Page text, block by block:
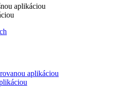
aplikáciou
aplikáciou